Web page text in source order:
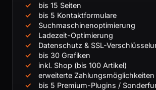
bis 15 Seiten
bis 5 Kontaktformulare
Suchmaschinenoptimierung
Ladezeit-Optimierung
Datenschutz & SSL-
bis 30 Grafiken
inkl. Shop (bis 100 Artikel)
erweiterte Zahlungsmöglichkeiten
bis 5 Premium-Plugins /